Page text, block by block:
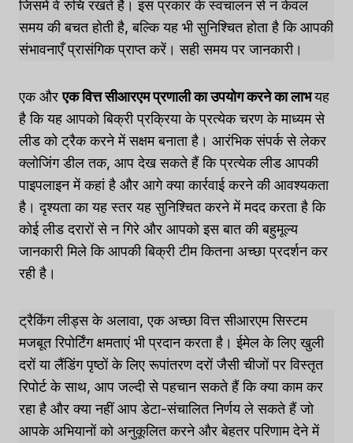
जिसमें वे रुचि रखते हैं। इस प्रकार के स्वचालन से न केवल
समय की बचत होती है, बल्कि यह भी सुनिश्चित होता है कि आपकी
संभावनाएँ प्रासंगिक प्राप्त करें। सही समय पर जानकारी।
एक औरएक वित्त सीआरएम प्रणाली का उपयोग करने का लाभयह
है कि यह आपको बिक्री प्रक्रिया के प्रत्येक चरण के माध्यम से
लीड को ट्रैक करने में सक्षम बनाता है। आरंभिक संपर्क से लेकर
क्लोजिंग डील तक, आप देख सकते हैं कि प्रत्येक लीड आपकी
पाइपलाइन में कहां है और आगे क्या कार्रवाई करने की आवश्यकता
है। दृश्यता का यह स्तर यह सुनिश्चित करने में मदद करता है कि
कोई लीड दरारों से न गिरे और आपको इस बात की बहुमूल्य
जानकारी मिले कि आपकी बिक्री टीम कितना अच्छा प्रदर्शन कर
रही है।
ट्रैकिंग लीड्स के अलावा, एक अच्छा वित्त सीआरएम सिस्टम
मजबूत रिपोर्टिंग क्षमताएं भी प्रदान करता है। ईमेल के लिए खुली
दरों या लैंडिंग पृष्ठों के लिए रूपांतरण दरों जैसी चीजों पर विस्तृत
रिपोर्ट के साथ, आप जल्दी से पहचान सकते हैं कि क्या काम कर
रहा है और क्या नहीं आप डेटा-संचालित निर्णय ले सकते हैं जो
आपके अभियानों को अनुकूलित करने और बेहतर परिणाम देने में